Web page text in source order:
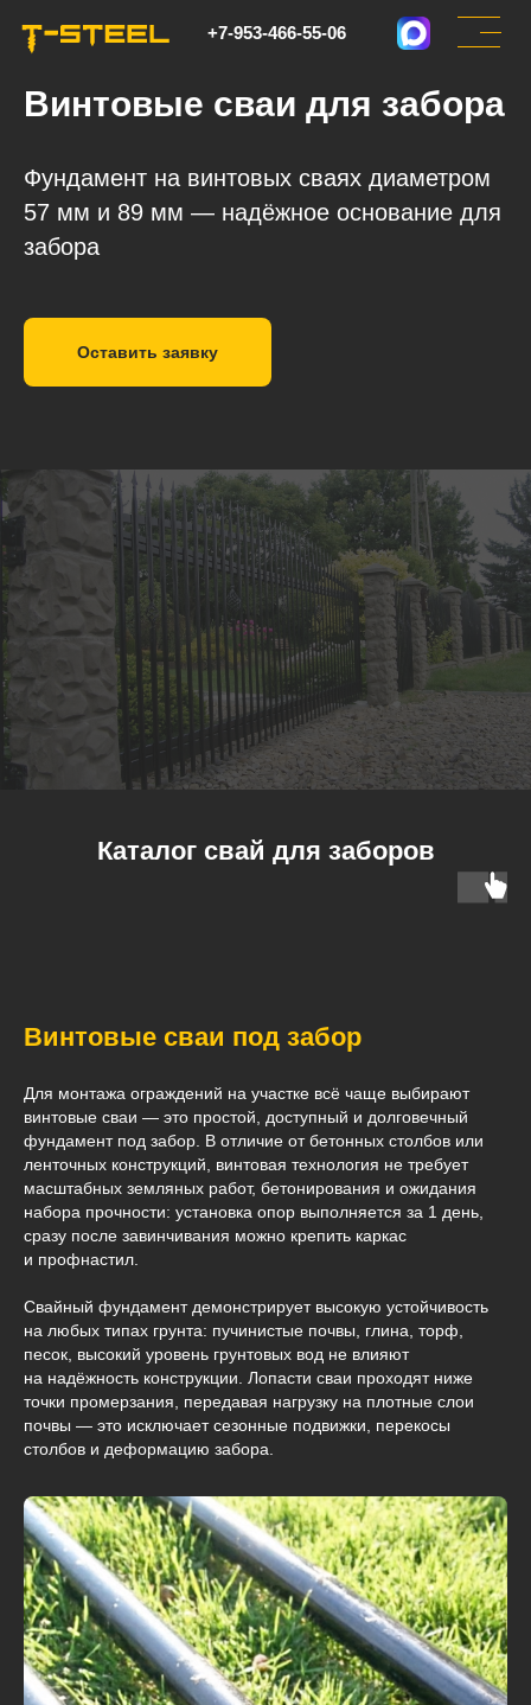
+7-953-466-55-06
Винтовые сваи для забора
Фундамент на винтовых сваях диаметром
57 мм и 89 мм — надёжное основание для
забора
Оставить заявку
Каталог свай для заборов
Винтовые сваи под забор
Для монтажа ограждений на участке всё чаще выбирают
винтовые сваи — это простой, доступный и долговечный
фундамент под забор. В отличие от бетонных столбов или
ленточных конструкций, винтовая технология не требует
масштабных земляных работ, бетонирования и ожидания
набора прочности: установка опор выполняется за 1 день,
сразу после завинчивания можно крепить каркас
и профнастил.
Свайный фундамент демонстрирует высокую устойчивость
на любых типах грунта: пучинистые почвы, глина, торф,
песок, высокий уровень грунтовых вод не влияют
на надёжность конструкции. Лопасти сваи проходят ниже
точки промерзания, передавая нагрузку на плотные слои
почвы — это исключает сезонные подвижки, перекосы
столбов и деформацию забора.